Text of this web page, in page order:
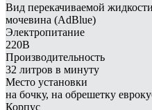
Вид перекачиваемой жидкости
мочевина (AdBlue)
Электропитание
220В
Производительность
32 литров в минуту
Место установки
на бочку, на обрешетку
Корпус